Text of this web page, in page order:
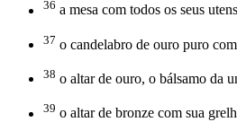
36 a mesa com todos os seus
37 o candelabro de ouro puro
38 o altar de ouro, o bálsamo da
39 o altar de bronze com sua